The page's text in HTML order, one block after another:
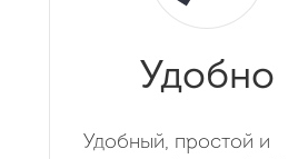
Удобно
Удобный, простой и